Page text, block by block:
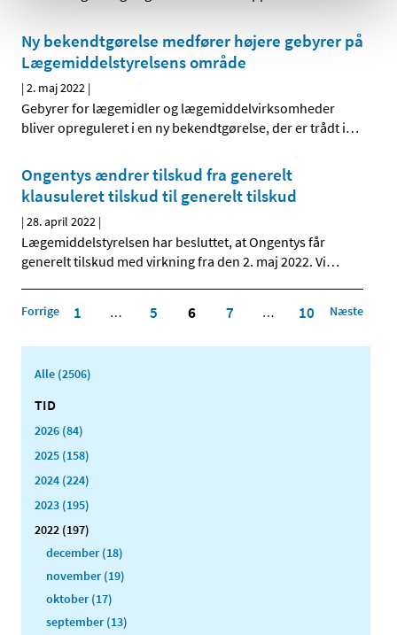
Ny bekendtgørelse medfører højere gebyrer på
Lægemiddelstyrelsens område
|2. maj 2022 |
Gebyrer for lægemidler og lægemiddelvirksomheder
bliver opreguleret i en ny bekendtgørelse, der er trådt i…
Ongentys ændrer tilskud fra generelt
klausuleret tilskud til generelt tilskud
|28. april 2022 |
Lægemiddelstyrelsen har besluttet, at Ongentys får
generelt tilskud med virkning fra den 2. maj 2022. Vi…
Forrige 1 … 5 6 7 … 10 Næste
Alle (2506)
TID
2026 (84)
2025 (158)
2024 (224)
2023 (195)
2022 (197)
december (18)
november (19)
oktober (17)
september (13)